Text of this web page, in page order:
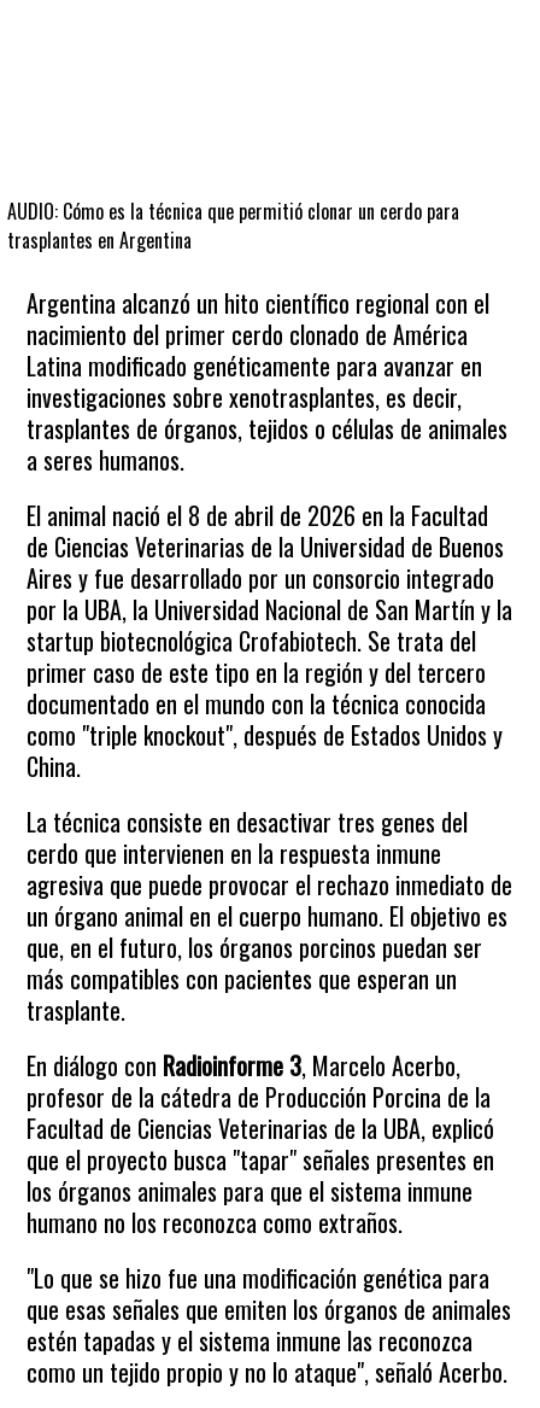
AUDIO: Cómo es la técnica que permitió clonar un cerdo para
trasplantes en Argentina
Argentina alcanzó un hito científico regional con el
nacimiento del primer cerdo clonado de América
Latina modificado genéticamente para avanzar en
investigaciones sobre xenotrasplantes, es decir,
trasplantes de órganos, tejidos o células de animales
a seres humanos.
El animal nació el 8 de abril de 2026 en la Facultad
de Ciencias Veterinarias de la Universidad de Buenos
Aires y fue desarrollado por un consorcio integrado
por la UBA, la Universidad Nacional de San Martín y la
startup biotecnológica Crofabiotech. Se trata del
primer caso de este tipo en la región y del tercero
documentado en el mundo con la técnica conocida
como "triple knockout", después de Estados Unidos y
China.
La técnica consiste en desactivar tres genes del
cerdo que intervienen en la respuesta inmune
agresiva que puede provocar el rechazo inmediato de
un órgano animal en el cuerpo humano. El objetivo es
que, en el futuro, los órganos porcinos puedan ser
más compatibles con pacientes que esperan un
trasplante.
En diálogo con Radioinforme 3, Marcelo Acerbo,
profesor de la cátedra de Producción Porcina de la
Facultad de Ciencias Veterinarias de la UBA, explicó
que el proyecto busca "tapar" señales presentes en
los órganos animales para que el sistema inmune
humano no los reconozca como extraños.
"Lo que se hizo fue una modificación genética para
que esas señales que emiten los órganos de animales
estén tapadas y el sistema inmune las reconozca
como un tejido propio y no lo ataque", señaló Acerbo.